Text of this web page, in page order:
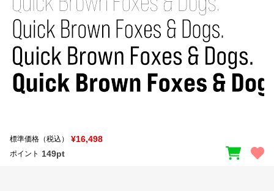
標準価格（税込） ¥16,498
ポイント 149pt